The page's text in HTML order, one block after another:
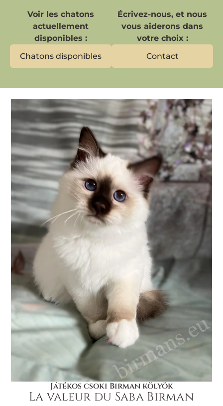
Voir les chatons
actuellement
disponibles :
Chatons disponibles
Écrivez-nous, et nous
vous aiderons dans
votre choix :
Contact
Játékos csoki Birman kölyök
La valeur du Saba Birman